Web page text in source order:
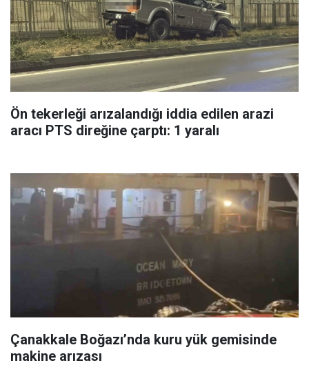
Ön tekerleği arızalandığı iddia edilen arazi
aracı PTS direğine çarptı: 1 yaralı
Çanakkale Boğazı’nda kuru yük gemisinde
makine arızası